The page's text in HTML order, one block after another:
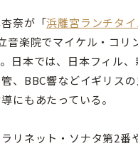
奈が「浜離宮ランチタ
音楽院でマイケル・コ
日本では、日本フィル
、BBC響などイギリス
にもあたっている。
リネット・ソナタ第2番